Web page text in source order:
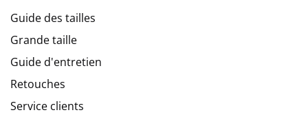
Guide des tailles
Grande taille
Guide d'entretien
Retouches
Service clients